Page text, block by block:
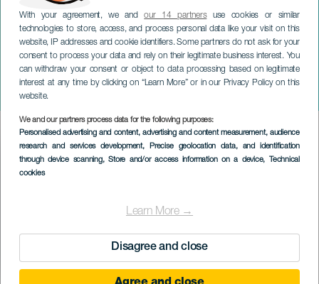
With your agreement, we andour 14 partnersuse cookies or similar
technologies to store, access, and process personal data like your visit on this
website, IP addresses and cookie identifiers. Some partners do not ask for your
consent to process your data and rely on their legitimate business interest. You
can withdraw your consent or object to data processing based on legitimate
interest at any time by clicking on “Learn More” or in our Privacy Policy on this
website.
We and our partners process data for the following purposes:
Personalised advertising and content, advertising and content measurement, audience
research and services development, Precise geolocation data, and identification
through device scanning, Store and/or access information on a device, Technical
cookies
Learn More →
Disagree and close
Geschichten mit zwei
Herzschlägen
LANZAROTE
Imagen
Listado